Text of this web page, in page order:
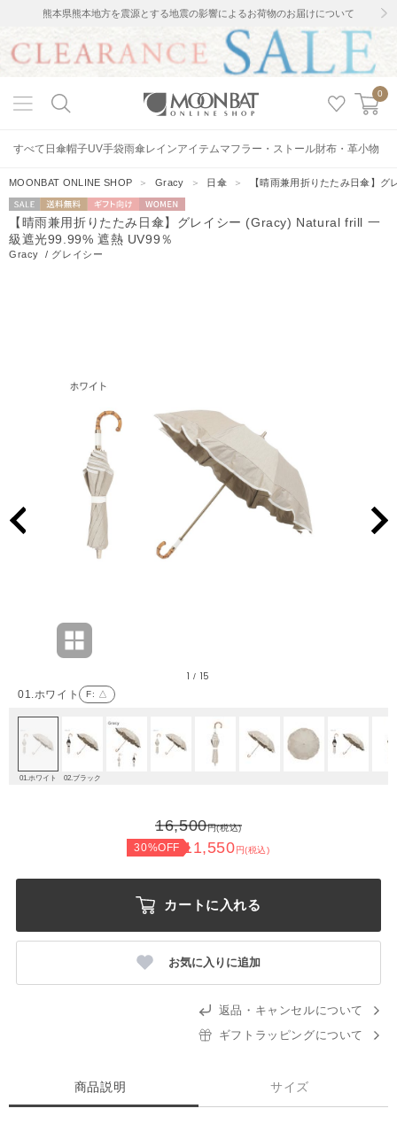
熊本県熊本地方を震源とする地震の影響によるお荷物のお届けについて
0
すべて 日傘帽子UV手袋雨傘レインアイテムマフラー・ストール財布・革小物
MOONBAT ONLINE SHOP ＞Gracy ＞ 日傘 ＞ 【晴雨兼用折りたたみ日傘】
セー
ル
送料無料 ギフト向
け
WOMEN
【晴雨兼用折りたたみ日傘】グレイシー (Gracy) Natural frill 一
級遮光99.99% 遮熱 UV99％
Gracy / グレイシー
01.ホワイト F: △
1 / 15
01.ホワイト 02.ブラック
16,500円(税込)
30%OFF 11,550円(税込)
カートに入れる
お気に入りに追加
返品・キャンセルについて
ギフトラッピングについて
商品説明 サイズ